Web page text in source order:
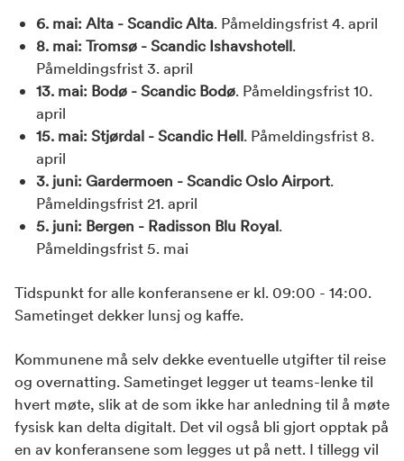
6. mai: Alta - Scandic Alta. Påmeldingsfrist 4. april
8. mai: Tromsø - Scandic Ishavshotell.
Påmeldingsfrist 3. april
13. mai: Bodø - Scandic Bodø. Påmeldingsfrist 10.
april
15. mai: Stjørdal - Scandic Hell. Påmeldingsfrist 8.
april
3. juni: Gardermoen - Scandic Oslo Airport.
Påmeldingsfrist 21. april
5. juni: Bergen - Radisson Blu Royal.
Påmeldingsfrist 5. mai
Tidspunkt for alle konferansene er kl. 09:00 - 14:00.
Sametinget dekker lunsj og kaffe.
Kommunene må selv dekke eventuelle utgifter til reise
og overnatting. Sametinget legger ut teams-lenke til
hvert møte, slik at de som ikke har anledning til å møte
fysisk kan delta digitalt. Det vil også bli gjort opptak på
en av konferansene som legges ut på nett. I tillegg vil